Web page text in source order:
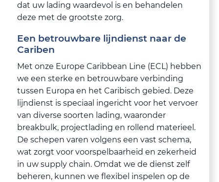
dat uw lading waardevol is en behandelen
deze met de grootste zorg.
Een betrouwbare lijndienst naar de
Cariben
Met onze Europe Caribbean Line (ECL) hebben
we een sterke en betrouwbare verbinding
tussen Europa en het Caribisch gebied. Deze
lijndienst is speciaal ingericht voor het vervoer
van diverse soorten lading, waaronder
breakbulk, projectlading en rollend materieel.
De schepen varen volgens een vast schema,
wat zorgt voor voorspelbaarheid en zekerheid
in uw supply chain. Omdat we de dienst zelf
beheren, kunnen we flexibel inspelen op de